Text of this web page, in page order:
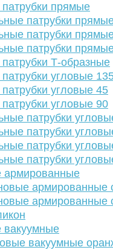
прямые
патрубки
патрубки
патрубки
Т-образные
угловые
угловые 45
угловые 90
патрубки
патрубки
патрубки
патрубки
армированные
армированные
армированные
вакуумные
вакуумные